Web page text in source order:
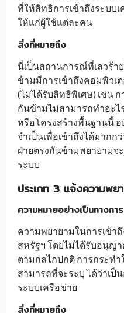
ที่ให้สิทธิการเข้าถึงระบบ
ให้แก่ผู้ใช้แต่ละคน
สิ่งที่หมายถึง
นี่เป็นสถานการณ์ที่เลวร้า
ข้ามมีการเข้าถึงคอมพิวเ
(ไม่ได้รับสิทธิพิเศษ) เช่น ก
กันข้ามไม่สามารถทำอะไ
หรือโครงสร้างพื้นฐานนี้
จำเป็นเพื่อเข้าถึงได้มาก
ฝ่ายตรงกันข้ามพยายามจ
ระบบ
ประเภท 3 แจ้งความพย
ความหมายอย่างเป็นทางการ
ความพยายามในการเข้า
สหรัฐฯ โดยไม่ได้รับอนุญ
ตามกลไกปกติ การกระท
สามารถที่จะระบุ ได้ว่าเป็
ระบบเครือข่าย
สิ่งที่หมายถึง